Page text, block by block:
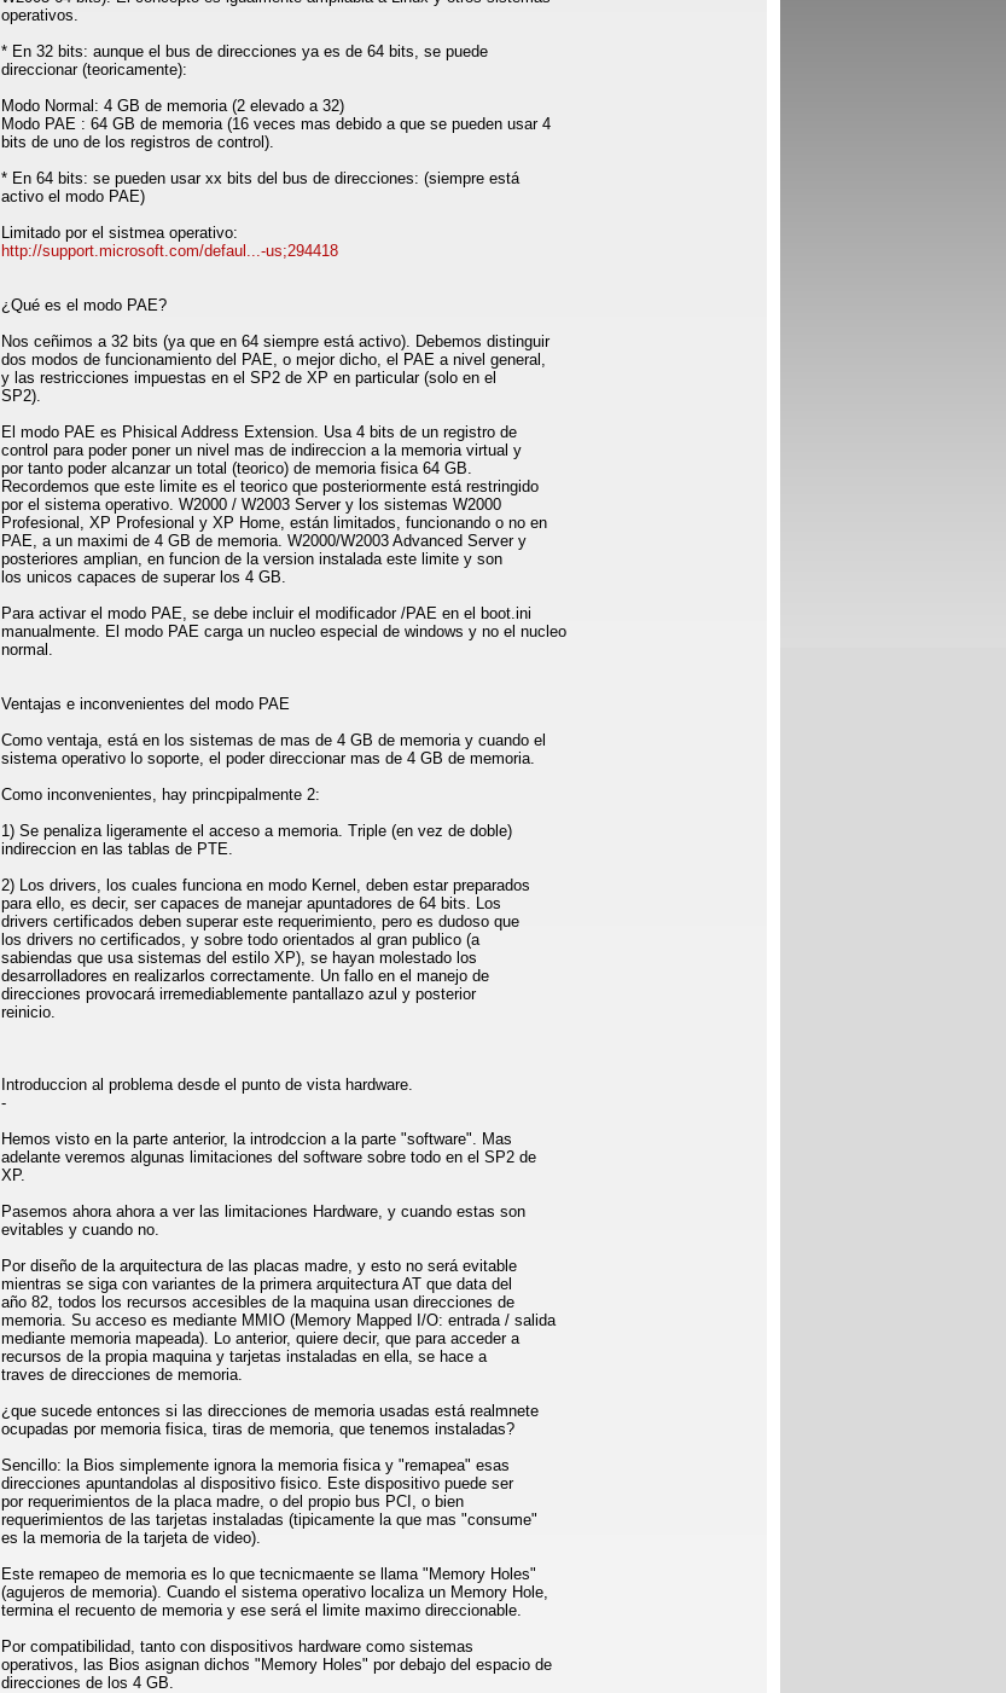
operativos.
* En 32 bits: aunque el bus de direcciones ya es de 64 bits, se puede
direccionar (teoricamente):
Modo Normal: 4 GB de memoria (2 elevado a 32)
Modo PAE : 64 GB de memoria (16 veces mas debido a que se pueden usar 4
bits de uno de los registros de control).
* En 64 bits: se pueden usar xx bits del bus de direcciones: (siempre está
activo el modo PAE)
Limitado por el sistmea operativo:
http://support.microsoft.com/defaul...-us;294418
¿Qué es el modo PAE?
Nos ceñimos a 32 bits (ya que en 64 siempre está activo). Debemos distinguir
dos modos de funcionamiento del PAE, o mejor dicho, el PAE a nivel general,
y las restricciones impuestas en el SP2 de XP en particular (solo en el
SP2).
El modo PAE es Phisical Address Extension. Usa 4 bits de un registro de
control para poder poner un nivel mas de indireccion a la memoria virtual y
por tanto poder alcanzar un total (teorico) de memoria fisica 64 GB.
Recordemos que este limite es el teorico que posteriormente está restringido
por el sistema operativo. W2000 / W2003 Server y los sistemas W2000
Profesional, XP Profesional y XP Home, están limitados, funcionando o no en
PAE, a un maximi de 4 GB de memoria. W2000/W2003 Advanced Server y
posteriores amplian, en funcion de la version instalada este limite y son
los unicos capaces de superar los 4 GB.
Para activar el modo PAE, se debe incluir el modificador /PAE en el boot.ini
manualmente. El modo PAE carga un nucleo especial de windows y no el nucleo
normal.
Ventajas e inconvenientes del modo PAE
Como ventaja, está en los sistemas de mas de 4 GB de memoria y cuando el
sistema operativo lo soporte, el poder direccionar mas de 4 GB de memoria.
Como inconvenientes, hay princpipalmente 2:
1) Se penaliza ligeramente el acceso a memoria. Triple (en vez de doble)
indireccion en las tablas de PTE.
2) Los drivers, los cuales funciona en modo Kernel, deben estar preparados
para ello, es decir, ser capaces de manejar apuntadores de 64 bits. Los
drivers certificados deben superar este requerimiento, pero es dudoso que
los drivers no certificados, y sobre todo orientados al gran publico (a
sabiendas que usa sistemas del estilo XP), se hayan molestado los
desarrolladores en realizarlos correctamente. Un fallo en el manejo de
direcciones provocará irremediablemente pantallazo azul y posterior
reinicio.
Introduccion al problema desde el punto de vista hardware.
-
Hemos visto en la parte anterior, la introdccion a la parte "software". Mas
adelante veremos algunas limitaciones del software sobre todo en el SP2 de
XP.
Pasemos ahora ahora a ver las limitaciones Hardware, y cuando estas son
evitables y cuando no.
Por diseño de la arquitectura de las placas madre, y esto no será evitable
mientras se siga con variantes de la primera arquitectura AT que data del
año 82, todos los recursos accesibles de la maquina usan direcciones de
memoria. Su acceso es mediante MMIO (Memory Mapped I/O: entrada / salida
mediante memoria mapeada). Lo anterior, quiere decir, que para acceder a
recursos de la propia maquina y tarjetas instaladas en ella, se hace a
traves de direcciones de memoria.
¿que sucede entonces si las direcciones de memoria usadas está realmnete
ocupadas por memoria fisica, tiras de memoria, que tenemos instaladas?
Sencillo: la Bios simplemente ignora la memoria fisica y "remapea" esas
direcciones apuntandolas al dispositivo fisico. Este dispositivo puede ser
por requerimientos de la placa madre, o del propio bus PCI, o bien
requerimientos de las tarjetas instaladas (tipicamente la que mas "consume"
es la memoria de la tarjeta de video).
Este remapeo de memoria es lo que tecnicmaente se llama "Memory Holes"
(agujeros de memoria). Cuando el sistema operativo localiza un Memory Hole,
termina el recuento de memoria y ese será el limite maximo direccionable.
Por compatibilidad, tanto con dispositivos hardware como sistemas
operativos, las Bios asignan dichos "Memory Holes" por debajo del espacio de
direcciones de los 4 GB.